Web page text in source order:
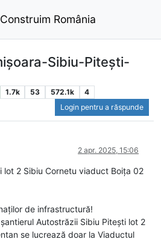
România
Sibiu-Pitești-
1.7k 53 572.1k
4
Login pentru a răspunde
2 apr. 2025, 15:06
lot 2 Sibiu Cornetu viaduct Boița 02
de infrastructură!
Autostrăzii Sibiu Pitești lot 2
se lucrează doar la Viaductul